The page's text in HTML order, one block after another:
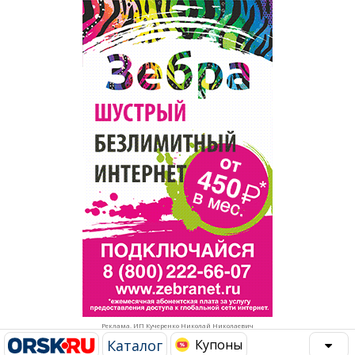
Реклама. ИП Кучеренко Николай Николаевич
Каталог Купоны
Рестораны, кафе, бары
Развлечения и отдых
Спорт Фитнес
Недвижимость
Красота Косметология
Торговля
Бизнес и финансы
Юристы, Экспертиза, Страхование
Ремонт
Социальные организации
Это интересно
Администрация
Популярное →